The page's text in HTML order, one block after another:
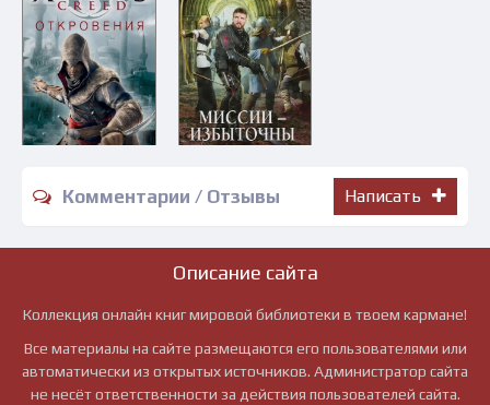
Комментарии / Отзывы Написать
Описание сайта
Коллекция онлайн книг мировой библиотеки в твоем кармане!
Все материалы на сайте размещаются его пользователями или
автоматически из открытых источников. Администратор сайта
не несёт ответственности за действия пользователей сайта.